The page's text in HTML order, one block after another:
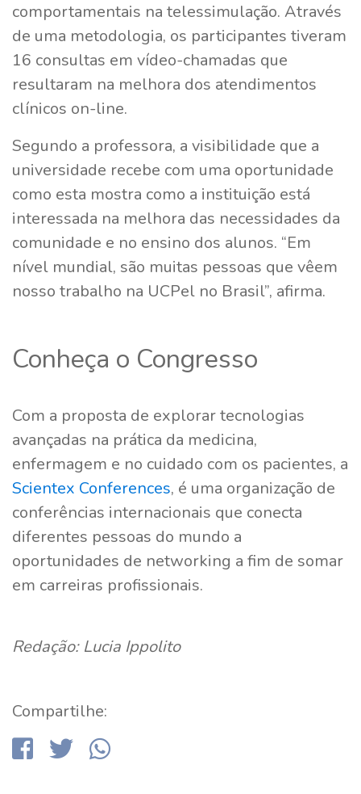
comportamentais na telessimulação. Através
de uma metodologia, os participantes tiveram
16 consultas em vídeo-chamadas que
resultaram na melhora dos atendimentos
clínicos on-line.
Segundo a professora, a visibilidade que a
universidade recebe com uma oportunidade
como esta mostra como a instituição está
interessada na melhora das necessidades da
comunidade e no ensino dos alunos. “Em
nível mundial, são muitas pessoas que vêem
nosso trabalho na UCPel no Brasil”, afirma.
Conheça o Congresso
Com a proposta de explorar tecnologias
avançadas na prática da medicina,
enfermagem e no cuidado com os pacientes, a
Scientex Conferences, é uma organização de
conferências internacionais que conecta
diferentes pessoas do mundo a
oportunidades de networking a fim de somar
em carreiras profissionais.
Redação: Lucia Ippolito
Compartilhe: